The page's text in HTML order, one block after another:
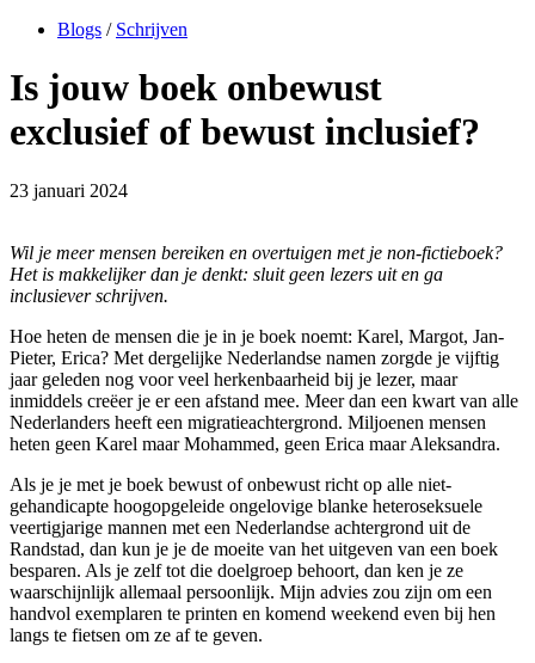
Blogs / Schrijven
Is jouw boek onbewust
exclusief of bewust inclusief?
23 januari 2024
Wil je meer mensen bereiken en overtuigen met je non-fictieboek?
Het is makkelijker dan je denkt: sluit geen lezers uit en ga
inclusiever schrijven.
Hoe heten de mensen die je in je boek noemt: Karel, Margot, Jan-
Pieter, Erica? Met dergelijke Nederlandse namen zorgde je vijftig
jaar geleden nog voor veel herkenbaarheid bij je lezer, maar
inmiddels creëer je er een afstand mee. Meer dan een kwart van alle
Nederlanders heeft een migratieachtergrond. Miljoenen mensen
heten geen Karel maar Mohammed, geen Erica maar Aleksandra.
Als je je met je boek bewust of onbewust richt op alle niet-
gehandicapte hoogopgeleide ongelovige blanke heteroseksuele
veertigjarige mannen met een Nederlandse achtergrond uit de
Randstad, dan kun je je de moeite van het uitgeven van een boek
besparen. Als je zelf tot die doelgroep behoort, dan ken je ze
waarschijnlijk allemaal persoonlijk. Mijn advies zou zijn om een
handvol exemplaren te printen en komend weekend even bij hen
langs te fietsen om ze af te geven.